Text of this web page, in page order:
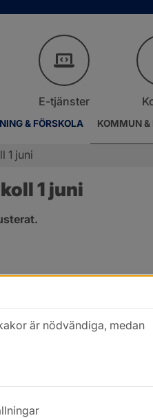
& FÖRSKOLA KOMMUN &
E-tjänster
1 juni
1 juni
är nödvändiga, medan